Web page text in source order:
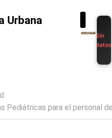
Urbana
Sin
datos
Pediátricas para el personal